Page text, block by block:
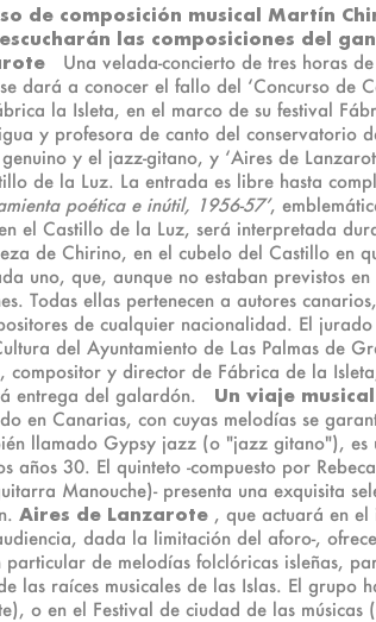
de composición musical Martín
las composiciones del
Una velada-concierto de tres horas
dará a conocer el fallo del ‘Concurso de
la Isleta, en el marco de su festival
y profesora de canto del conservatorio
y el jazz-gitano, y ‘Aires de
de la Luz. La entrada es libre hasta
poética e inútil, 1956-57’,
el Castillo de la Luz, será interpretada
de Chirino, en el cubelo del Castillo en
uno, que, aunque no estaban previstos
Todas ellas pertenecen a autores
de cualquier nacionalidad. El
del Ayuntamiento de Las Palmas de
y director de Fábrica de la
entrega del galardón. Un viaje
en Canarias, con cuyas melodías se
llamado Gypsy jazz (o "jazz gitano"), es
30. El quinteto -compuesto por
Manouche)- presenta una exquisita
Aires de Lanzarote , que actuará en
dada la limitación del aforo-,
de melodías folclóricas isleñas,
raíces musicales de las Islas. El grupo
o en el Festival de ciudad de las